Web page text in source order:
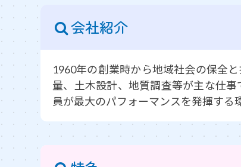
会社紹介
1960年の創業時から地域社会の保全
量、土木設計、地質調査等が主な仕
員が最大のパフォーマンスを発揮する